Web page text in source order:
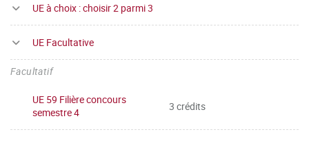
UE à choix : choisir 2 parmi 3
UE Facultative
Facultatif
UE 59 Filière concours
semestre 4
3 crédits